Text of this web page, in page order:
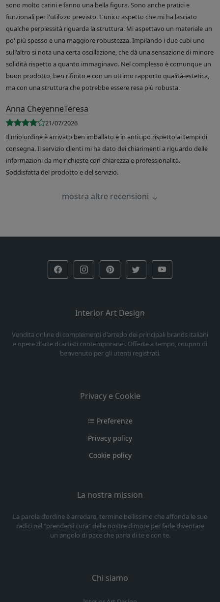
sono molto carini e fanno una bella figura. Sono anche pratici e
funzionali per l'utilizzo previsto. L'unico aspetto che mi ha lasciato
qualche perplessità riguarda la struttura. Mi aspettavo un materiale un
po' più spesso e una maggiore robustezza. Impilando i due cubi uno
sull'altro si nota una certa oscillazione, che dà una sensazione di minore
solidità rispetto a quanto immaginavo. Nel complesso è comunque un
buon prodotto, ben rifinito e con un ottimo rapporto qualità-estetica,
ma con una struttura che potrebbe essere resa più robusta.
Anna CheyenneTeresa
21/07/2026
Il mio ordine è arrivato ben imballato e in anticipo rispetto ai tempi di
consegna. Il servizio clienti mi ha dato dei chiarimenti a riguardo delle
informazioni da me richieste con chiarezza e professionalità.
Soddisfatta del prodotto e del servizio.
mostra altre recensioni
Interior Art Design
Vendita online di complementi d'arredo dei principali brands italiani
e opere d'arte di artisti contemporanei. Offerte a tempo, coupon di
benvenuto per gli utenti registrati.
Privacy e Cookie
Preferenze
Privacy policy
Cookie policy
La nostra mission
La parola d’ordine è arredare, termine bellissimo che affonda le sue
radici nel “prendersi cura” delle nostre dimore per farle diventare
un angolo di pace che parla di te e con te.
Chi siamo